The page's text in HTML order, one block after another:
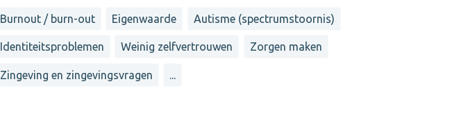
Burnout / burn-out Eigenwaarde Autisme (spectrumstoornis)
Identiteitsproblemen Weinig zelfvertrouwen Zorgen maken
Zingeving en zingevingsvragen ...